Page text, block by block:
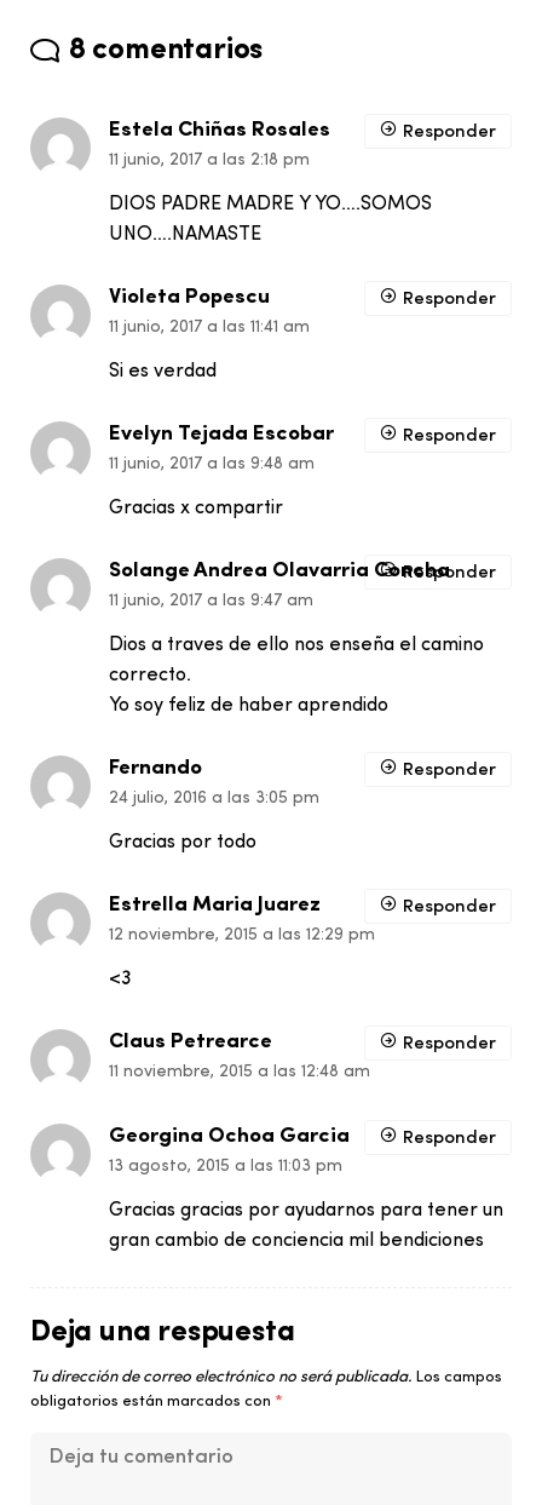
8 comentarios
Estela Chiñas Rosales
11 junio, 2017 a las 2:18 pm
DIOS PADRE MADRE Y YO….SOMOS
UNO….NAMASTE
Responder
Violeta Popescu
11 junio, 2017 a las 11:41 am
Si es verdad
Responder
Evelyn Tejada Escobar
11 junio, 2017 a las 9:48 am
Gracias x compartir
Responder
Solange Andrea Olavarria Concha
11 junio, 2017 a las 9:47 am
Dios a traves de ello nos enseña el camino
correcto.
Yo soy feliz de haber aprendido
Responder
Fernando
24 julio, 2016 a las 3:05 pm
Gracias por todo
Responder
Estrella Maria Juarez
12 noviembre, 2015 a las 12:29 pm
<3
Responder
Claus Petrearce
11 noviembre, 2015 a las 12:48 am
Responder
Georgina Ochoa Garcia
13 agosto, 2015 a las 11:03 pm
Gracias gracias por ayudarnos para tener un
gran cambio de conciencia mil bendiciones
Responder
Deja una respuesta
Tu dirección de correo electrónico no será publicada. Los campos
obligatorios están marcados con *